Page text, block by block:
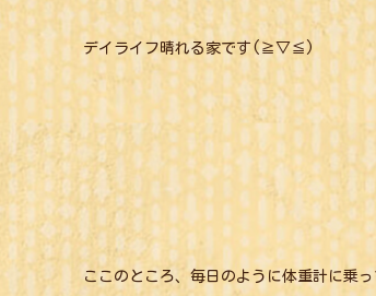
デイライフ晴れる家です(≧▽≦)
ここのところ、毎日のように体重計に乗